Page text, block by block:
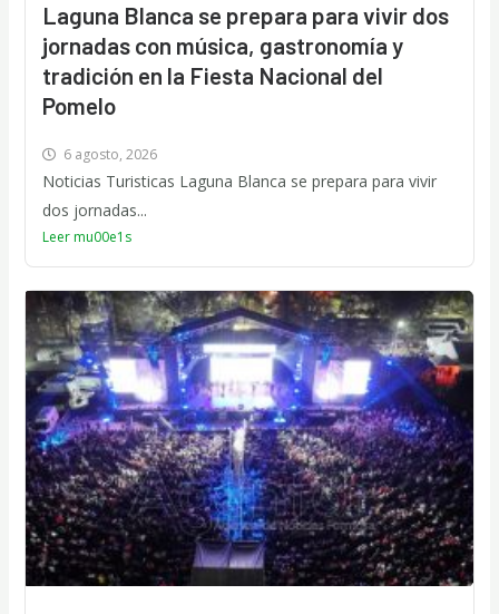
Laguna Blanca se prepara para vivir dos
jornadas con música, gastronomía y
tradición en la Fiesta Nacional del
Pomelo
6 agosto, 2026
Noticias Turisticas Laguna Blanca se prepara para vivir
dos jornadas...
Leer mu00e1s